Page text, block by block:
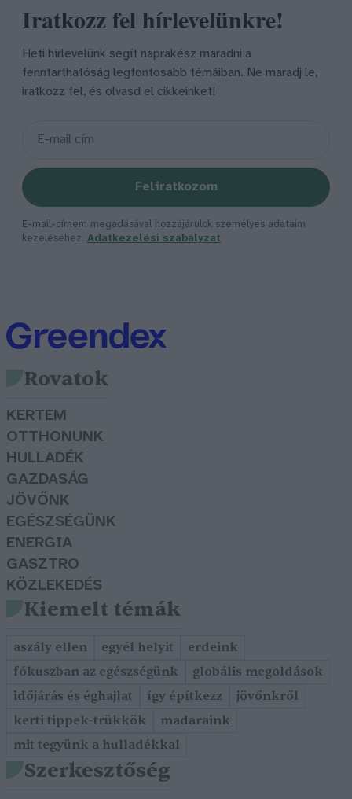
Iratkozz fel hírlevelünkre!
Heti hírlevelünk segít naprakész maradni a
fenntarthatóság legfontosabb témáiban. Ne maradj le,
iratkozz fel, és olvasd el cikkeinket!
Feliratkozom
E-mail-címem megadásával hozzájárulok személyes adataim
kezeléséhez. Adatkezelési szabályzat
Rovatok
KERTEM
OTTHONUNK
HULLADÉK
GAZDASÁG
JÖVŐNK
EGÉSZSÉGÜNK
ENERGIA
GASZTRO
KÖZLEKEDÉS
Kiemelt témák
aszály ellen egyél helyit
erdeink
fókuszban az egészségünk
globális megoldások
időjárás és éghajlat
így építkezz
jövőnkről
kerti tippek-trükkök
madaraink
mit tegyünk a hulladékkal
Szerkesztőség